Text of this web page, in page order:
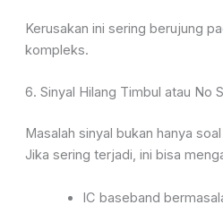
Kerusakan ini sering berujung
kompleks.
6. Sinyal Hilang Timbul atau No
Masalah sinyal bukan hanya
Jika sering terjadi, ini bisa
IC baseband